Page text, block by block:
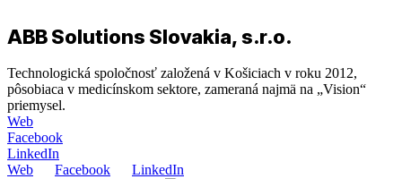
ABB Solutions Slovakia, s.r.o.
Technologická spoločnosť založená v Košiciach v roku 2012,
pôsobiaca v medicínskom sektore, zameraná najmä na „Vision“
priemysel.
Web
Facebook
LinkedIn
Web
Facebook LinkedIn